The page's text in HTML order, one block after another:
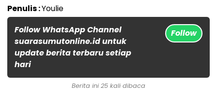
Penulis :Youlie
Follow WhatsApp Channel
suarasumutonline.id untuk
update berita terbaru setiap
hari
Follow
Berita ini 25 kali dibaca